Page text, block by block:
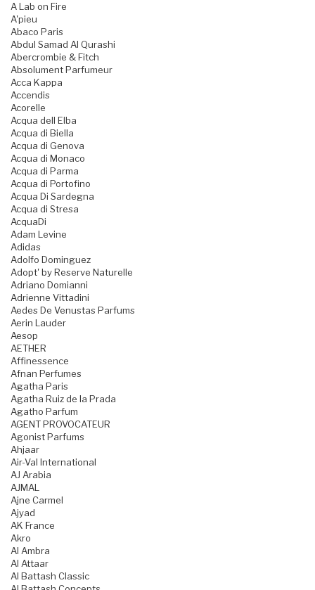
A Lab on Fire
A'pieu
Abaco Paris
Abdul Samad Al Qurashi
Abercrombie & Fitch
Absolument Parfumeur
Acca Kappa
Accendis
Acorelle
Acqua dell Elba
Acqua di Biella
Acqua di Genova
Acqua di Monaco
Acqua di Parma
Acqua di Portofino
Acqua Di Sardegna
Acqua di Stresa
AcquaDi
Adam Levine
Adidas
Adolfo Dominguez
Adopt' by Reserve Naturelle
Adriano Domianni
Adrienne Vittadini
Aedes De Venustas Parfums
Aerin Lauder
Aesop
AETHER
Affinessence
Afnan Perfumes
Agatha Paris
Agatha Ruiz de la Prada
Agatho Parfum
AGENT PROVOCATEUR
Agonist Parfums
Ahjaar
Air-Val International
AJ Arabia
AJMAL
Ajne Carmel
Ajyad
AK France
Akro
Al Ambra
Al Attaar
Al Battash Classic